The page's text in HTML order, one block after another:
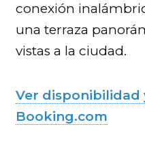
conexión
una terraza
vistas a la ciudad.
Ver disponibilidad
Booking.com